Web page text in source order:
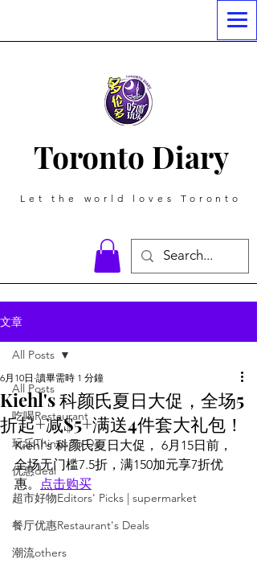
Toronto Diary
Let the world loves Toronto
文章
All Posts
吃喝Restaurant
玩乐Things To Do
优惠deal
超市好物Editors' Picks | supermarket
餐厅优惠Restaurant's Deals
潮流others
All Posts
Kiehl's 科颜氏夏日大促，全场5
折起+减$5+满送4件套大礼包！
6月10日 讀畢需時 1 分鐘
Kiehl's 科颜氏夏日大促， 6月15日前，
全场无门槛7.5折，满150加元享7折优
惠。
点击购买